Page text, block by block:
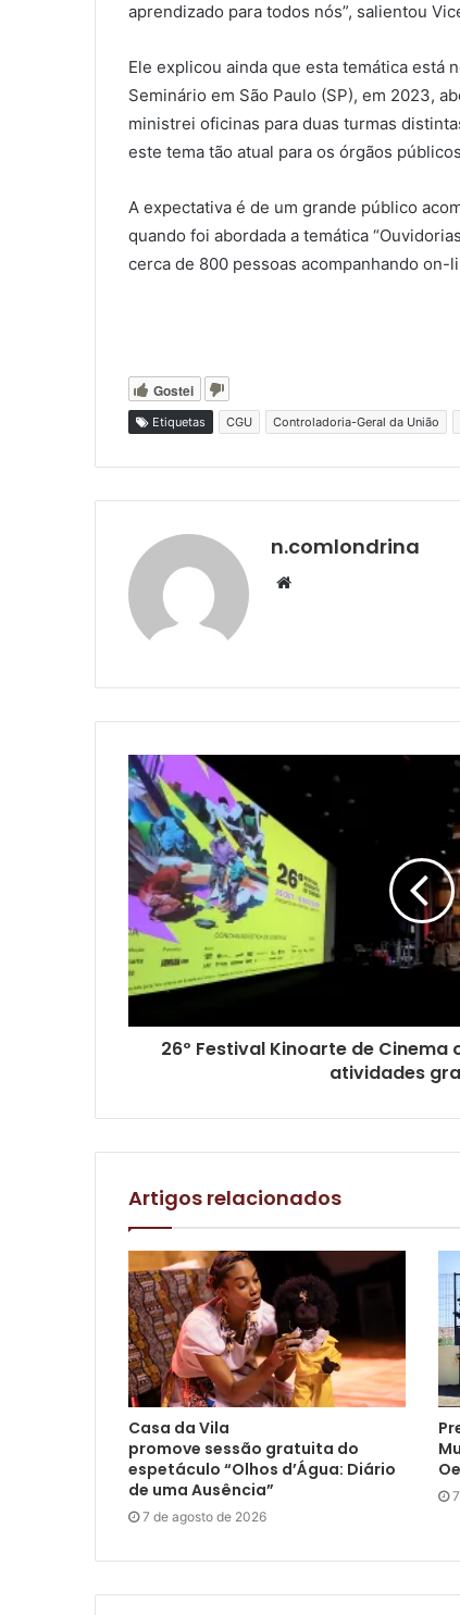
aprendizado para todos nós”, salientou
Ele explicou ainda que esta temática está
Seminário em São Paulo (SP), em 2023,
ministrei oficinas para duas turmas
este tema tão atual para os órgãos
A expectativa é de um grande público
quando foi abordada a temática
cerca de 800 pessoas acompanhando on-
Gostei
Etiquetas CGU Controladoria-Geral da União
n.comlondrina
Website
26º Festival Kinoarte de
atividades
Artigos relacionados
Casa da Vila
promove sessão gratuita do
espetáculo “Olhos d’Água: Diário
de uma Ausência”
7 de agosto de 2026